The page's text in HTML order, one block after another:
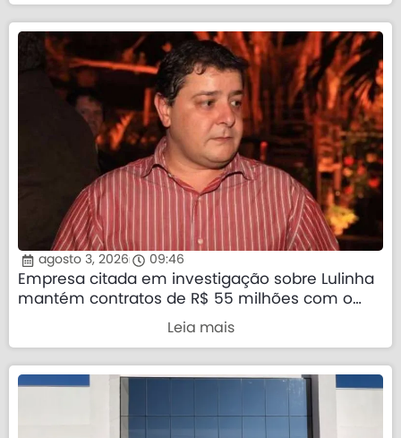
agosto 3, 2026 09:46
Empresa citada em investigação sobre Lulinha
mantém contratos de R$ 55 milhões com o
Leia mais